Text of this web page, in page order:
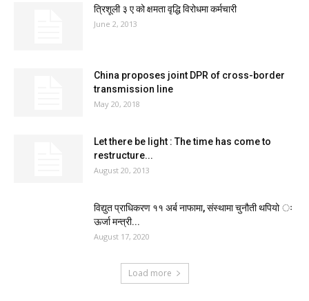
त्रिशूली ३ ए को क्षमता वृद्धि विरोधमा कर्मचारी
June 2, 2013
China proposes joint DPR of cross-border
transmission line
May 20, 2018
Let there be light : The time has come to
restructure...
August 20, 2013
विद्युत प्राधिकरण ११ अर्ब नाफामा, संस्थामा चुनौती थपियो ः
ऊर्जा मन्त्री...
August 17, 2020
Load more